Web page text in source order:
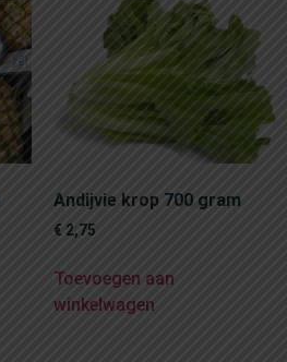
Andijvie krop 700 gram
€ 2,75
Toevoegen aan
winkelwagen